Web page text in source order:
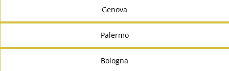
Genova
Palermo
Bologna